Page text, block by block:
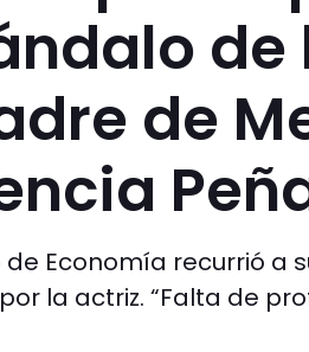
de
de
de Economía recurrió a
la actriz. “Falta de